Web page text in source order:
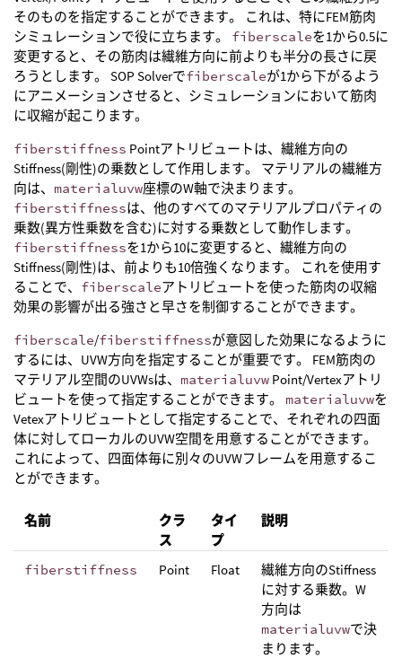
そのものを指定することができます。 これは、特にFEM筋肉
シミュレーションで役に立ちます。 fiberscaleを1から0.5に
変更すると、その筋肉は繊維方向に前よりも半分の長さに戻
ろうとします。 SOP Solverでfiberscaleが1から下がるよう
にアニメーションさせると、シミュレーションにおいて筋肉
に収縮が起こります。
fiberstiffness Pointアトリビュートは、繊維方向の
Stiffness(剛性)の乗数として作用します。 マテリアルの繊維方
向は、 materialuvw座標のW軸で決まります。
fiberstiffnessは、他のすべてのマテリアルプロパティの
乗数(異方性乗数を含む)に対する乗数として動作します。
fiberstiffnessを1から10に変更すると、繊維方向の
Stiffness(剛性)は、前よりも10倍強くなります。 これを使用す
ることで、 fiberscaleアトリビュートを使った筋肉の収縮
効果の影響が出る強さと早さを制御することができます。
fiberscale/fiberstiffnessが意図した効果になるように
するには、UVW方向を指定することが重要です。 FEM筋肉の
マテリアル空間のUVWsは、 materialuvw Point/Vertexアトリ
ビュートを使って指定することができます。 materialuvwを
Vetexアトリビュートとして指定することで、それぞれの四面
体に対してローカルのUVW空間を用意することができます。
これによって、四面体毎に別々のUVWフレームを用意するこ
とができます。
名前
クラ
ス
タイ
プ
説明
fiberstiffness Point Float
繊維方向のStiffness
に対する乗数。W
方向は
materialuvwで決
まります。